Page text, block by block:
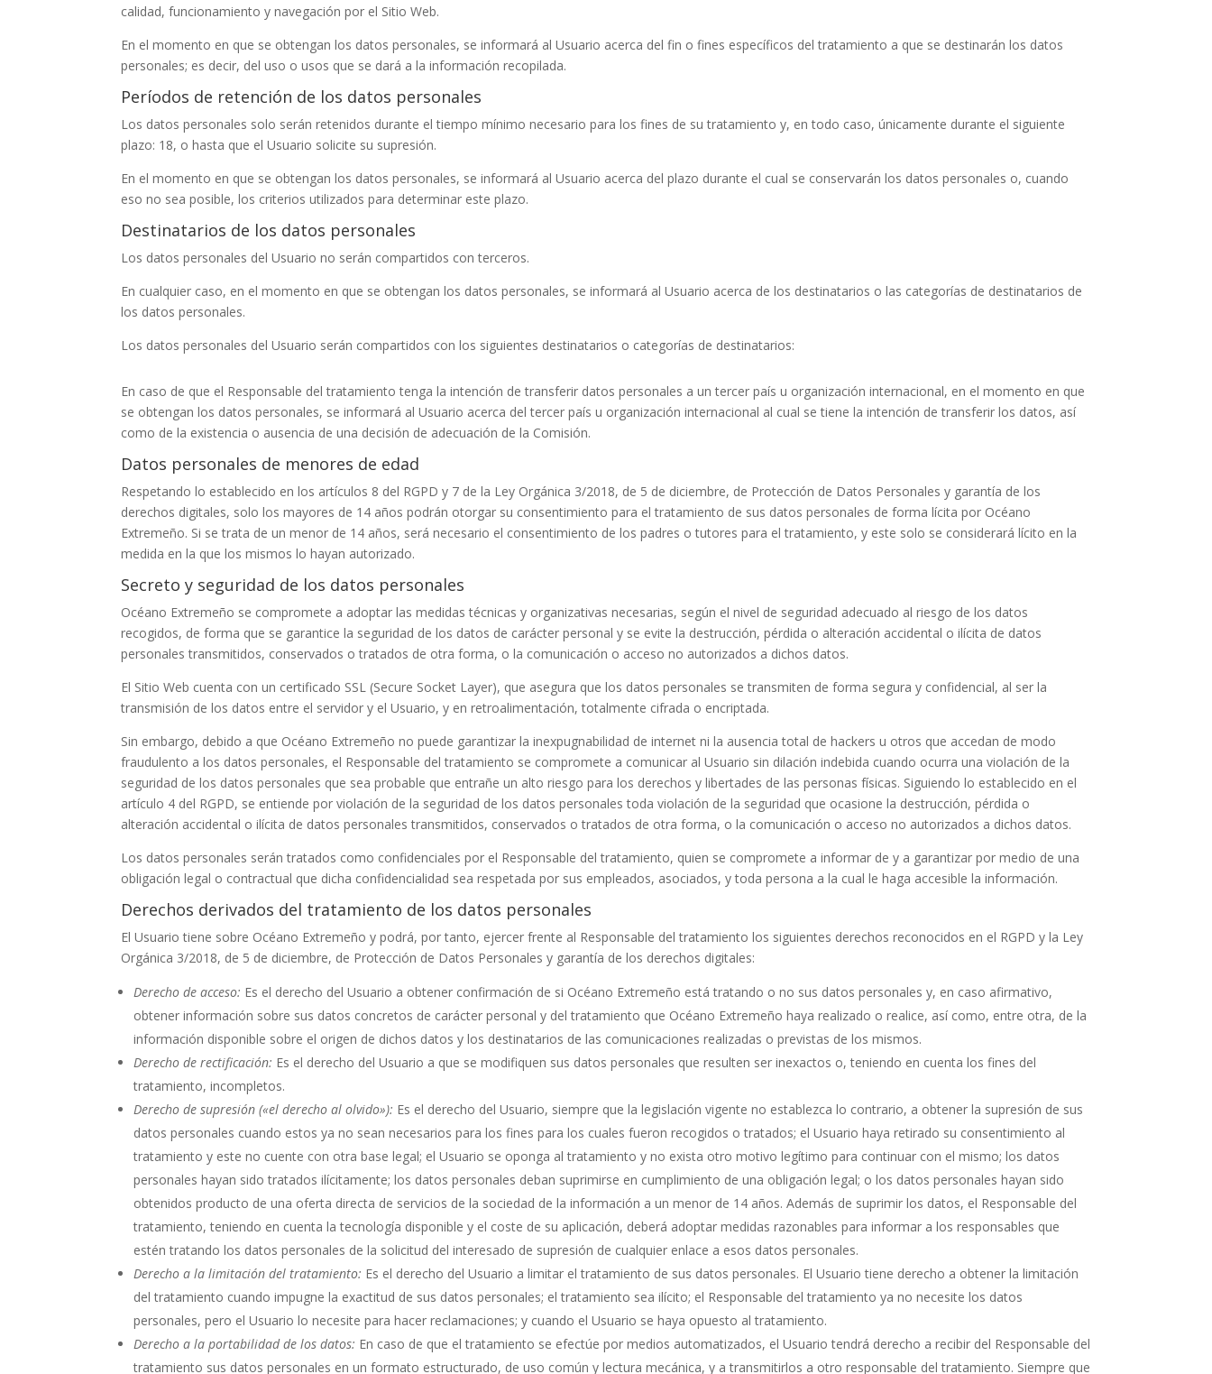
calidad, funcionamiento y navegación por el Sitio Web.
En el momento en que se obtengan los datos personales, se informará al Usuario acerca del fin o fines específicos del tratamiento a que se destinarán los datos
personales; es decir, del uso o usos que se dará a la información recopilada.
Períodos de retención de los datos personales
Los datos personales solo serán retenidos durante el tiempo mínimo necesario para los fines de su tratamiento y, en todo caso, únicamente durante el siguiente
plazo: 18, o hasta que el Usuario solicite su supresión.
En el momento en que se obtengan los datos personales, se informará al Usuario acerca del plazo durante el cual se conservarán los datos personales o, cuando
eso no sea posible, los criterios utilizados para determinar este plazo.
Destinatarios de los datos personales
Los datos personales del Usuario no serán compartidos con terceros.
En cualquier caso, en el momento en que se obtengan los datos personales, se informará al Usuario acerca de los destinatarios o las categorías de destinatarios de
los datos personales.
Los datos personales del Usuario serán compartidos con los siguientes destinatarios o categorías de destinatarios:
En caso de que el Responsable del tratamiento tenga la intención de transferir datos personales a un tercer país u organización internacional, en el momento en que
se obtengan los datos personales, se informará al Usuario acerca del tercer país u organización internacional al cual se tiene la intención de transferir los datos, así
como de la existencia o ausencia de una decisión de adecuación de la Comisión.
Datos personales de menores de edad
Respetando lo establecido en los artículos 8 del RGPD y 7 de la Ley Orgánica 3/2018, de 5 de diciembre, de Protección de Datos Personales y garantía de los
derechos digitales, solo los mayores de 14 años podrán otorgar su consentimiento para el tratamiento de sus datos personales de forma lícita por Océano
Extremeño. Si se trata de un menor de 14 años, será necesario el consentimiento de los padres o tutores para el tratamiento, y este solo se considerará lícito en la
medida en la que los mismos lo hayan autorizado.
Secreto y seguridad de los datos personales
Océano Extremeño se compromete a adoptar las medidas técnicas y organizativas necesarias, según el nivel de seguridad adecuado al riesgo de los datos
recogidos, de forma que se garantice la seguridad de los datos de carácter personal y se evite la destrucción, pérdida o alteración accidental o ilícita de datos
personales transmitidos, conservados o tratados de otra forma, o la comunicación o acceso no autorizados a dichos datos.
El Sitio Web cuenta con un certificado SSL (Secure Socket Layer), que asegura que los datos personales se transmiten de forma segura y confidencial, al ser la
transmisión de los datos entre el servidor y el Usuario, y en retroalimentación, totalmente cifrada o encriptada.
Sin embargo, debido a que Océano Extremeño no puede garantizar la inexpugnabilidad de internet ni la ausencia total de hackers u otros que accedan de modo
fraudulento a los datos personales, el Responsable del tratamiento se compromete a comunicar al Usuario sin dilación indebida cuando ocurra una violación de la
seguridad de los datos personales que sea probable que entrañe un alto riesgo para los derechos y libertades de las personas físicas. Siguiendo lo establecido en el
artículo 4 del RGPD, se entiende por violación de la seguridad de los datos personales toda violación de la seguridad que ocasione la destrucción, pérdida o
alteración accidental o ilícita de datos personales transmitidos, conservados o tratados de otra forma, o la comunicación o acceso no autorizados a dichos datos.
Los datos personales serán tratados como confidenciales por el Responsable del tratamiento, quien se compromete a informar de y a garantizar por medio de una
obligación legal o contractual que dicha confidencialidad sea respetada por sus empleados, asociados, y toda persona a la cual le haga accesible la información.
Derechos derivados del tratamiento de los datos personales
El Usuario tiene sobre Océano Extremeño y podrá, por tanto, ejercer frente al Responsable del tratamiento los siguientes derechos reconocidos en el RGPD y la Ley
Orgánica 3/2018, de 5 de diciembre, de Protección de Datos Personales y garantía de los derechos digitales:
Derecho de acceso: Es el derecho del Usuario a obtener confirmación de si Océano Extremeño está tratando o no sus datos personales y, en caso afirmativo,
obtener información sobre sus datos concretos de carácter personal y del tratamiento que Océano Extremeño haya realizado o realice, así como, entre otra, de la
información disponible sobre el origen de dichos datos y los destinatarios de las comunicaciones realizadas o previstas de los mismos.
Derecho de rectificación: Es el derecho del Usuario a que se modifiquen sus datos personales que resulten ser inexactos o, teniendo en cuenta los fines del
tratamiento, incompletos.
Derecho de supresión («el derecho al olvido»): Es el derecho del Usuario, siempre que la legislación vigente no establezca lo contrario, a obtener la supresión de sus
datos personales cuando estos ya no sean necesarios para los fines para los cuales fueron recogidos o tratados; el Usuario haya retirado su consentimiento al
tratamiento y este no cuente con otra base legal; el Usuario se oponga al tratamiento y no exista otro motivo legítimo para continuar con el mismo; los datos
personales hayan sido tratados ilícitamente; los datos personales deban suprimirse en cumplimiento de una obligación legal; o los datos personales hayan sido
obtenidos producto de una oferta directa de servicios de la sociedad de la información a un menor de 14 años. Además de suprimir los datos, el Responsable del
tratamiento, teniendo en cuenta la tecnología disponible y el coste de su aplicación, deberá adoptar medidas razonables para informar a los responsables que
estén tratando los datos personales de la solicitud del interesado de supresión de cualquier enlace a esos datos personales.
Derecho a la limitación del tratamiento: Es el derecho del Usuario a limitar el tratamiento de sus datos personales. El Usuario tiene derecho a obtener la limitación
del tratamiento cuando impugne la exactitud de sus datos personales; el tratamiento sea ilícito; el Responsable del tratamiento ya no necesite los datos
personales, pero el Usuario lo necesite para hacer reclamaciones; y cuando el Usuario se haya opuesto al tratamiento.
Derecho a la portabilidad de los datos: En caso de que el tratamiento se efectúe por medios automatizados, el Usuario tendrá derecho a recibir del Responsable del
tratamiento sus datos personales en un formato estructurado, de uso común y lectura mecánica, y a transmitirlos a otro responsable del tratamiento. Siempre que